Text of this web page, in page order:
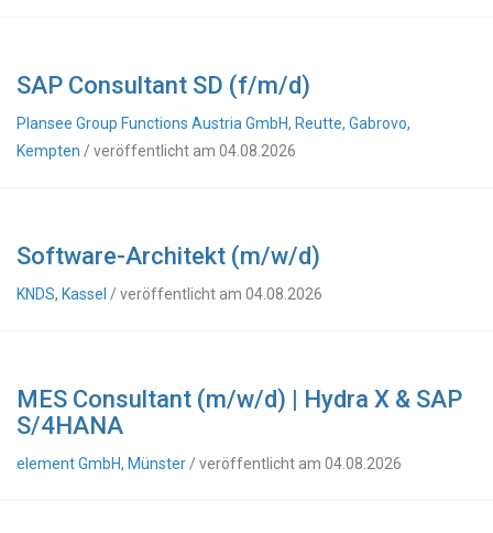
SAP Consultant SD (f/m/d)
Plansee Group Functions Austria GmbH, Reutte, Gabrovo,
Kempten / veröffentlicht am 04.08.2026
Software-Architekt (m/w/d)
KNDS, Kassel / veröffentlicht am 04.08.2026
MES Consultant (m/w/d) | Hydra X & SAP
S/4HANA
element GmbH, Münster / veröffentlicht am 04.08.2026